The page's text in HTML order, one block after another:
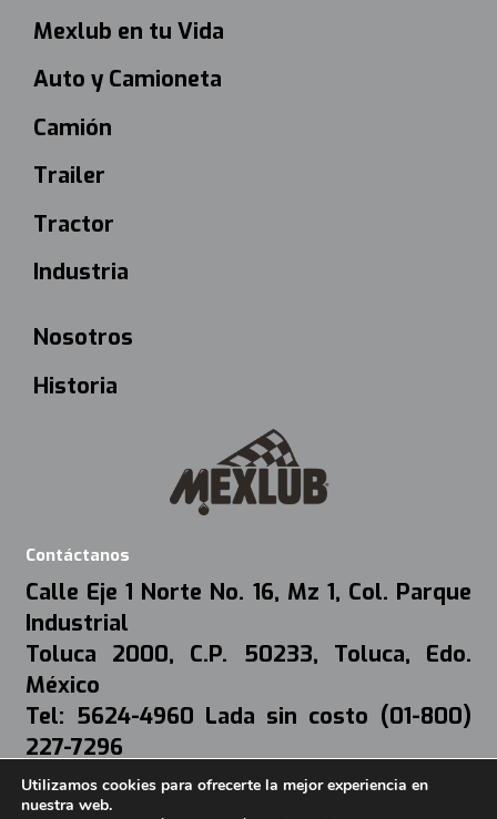
Mexlub en tu Vida
Auto y Camioneta
Camión
Trailer
Tractor
Industria
Nosotros
Historia
Contáctanos
Calle Eje 1 Norte No. 16, Mz 1, Col. Parque
Industrial
Toluca 2000, C.P. 50233, Toluca, Edo.
México
Tel: 5624-4960 Lada sin costo (01-800)
227-7296
Mail:webmaster@mexlub.com.mx
Aviso de Privacidad
Utilizamos cookies para ofrecerte la mejor experiencia en
nuestra web.